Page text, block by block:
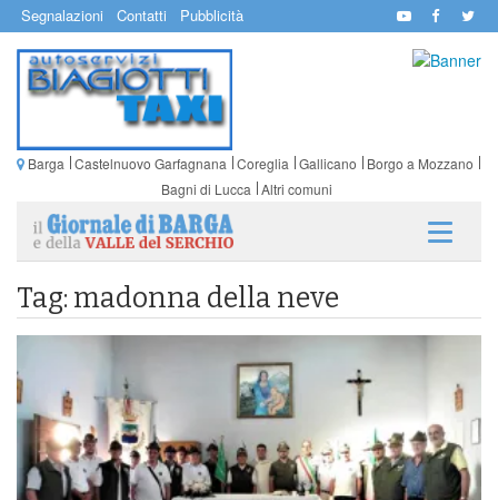
Segnalazioni Contatti Pubblicità
Barga Castelnuovo Garfagnana Coreglia Gallicano
Borgo a Mozzano
Bagni di Lucca Altri comuni
Tag: madonna della neve